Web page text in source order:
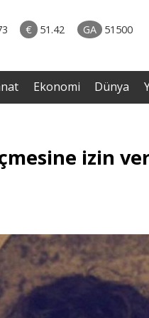
€ 51.42 GA 51500
•
Ekonomi Dünya
izin